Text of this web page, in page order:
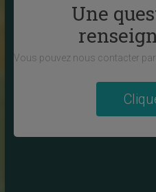
Une
Vous pouvez nous contacter